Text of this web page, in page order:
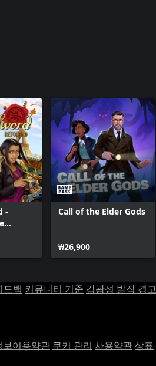
-
Call of the Elder Gods
₩26,900
드백 커뮤니티 기준 감광성 발작 경고
보이용약관 쿠키 관리 사용약관 상표